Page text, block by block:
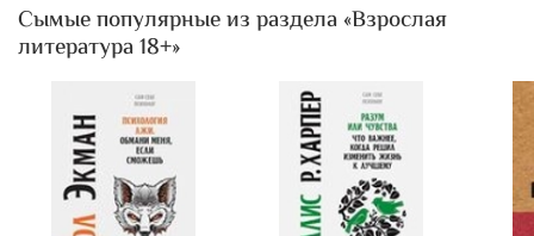
наличие депрессивного состояния и оценить степень его
тяжести, а также понять, нужна ли вам
Сымые популярные из раздела «Взрослая
литература 18+»